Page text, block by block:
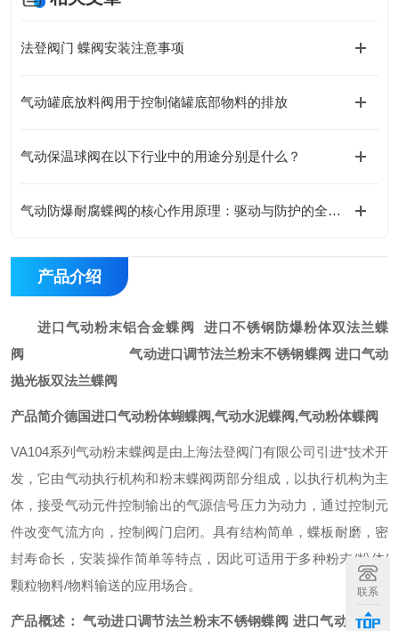
法登阀门 蝶阀安装注意事项
气动罐底放料阀用于控制储罐底部物料的排放
气动保温球阀在以下行业中的用途分别是什么？
气动防爆耐腐蝶阀的核心作用原理：驱动与防护的全链路协同设计
产品介绍
进口气动粉末铝合金蝶阀 进口不锈钢防爆粉体双法兰蝶
阀
气动进口调节法兰粉末不锈钢蝶阀 进口气动
抛光板双法兰蝶阀
产品简介德国进口气动粉体蝴蝶阀,气动水泥蝶阀,气动粉体蝶阀
VA104系列气动粉末蝶阀是由上海法登阀门有限公司引进*技术开
发，它由气动执行机构和粉末蝶阀两部分组成，以执行机构为主
体，接受气动元件控制输出的气源信号压力为动力，通过控制元
件改变气流方向，控制阀门启闭。具有结构简单，蝶板耐磨，密
封寿命长，安装操作简单等特点，因此可适用于多种粉末 /粉体/
颗粒物料/物料输送的应用场合。
产品概述：
气动进口调节法兰粉末不锈钢蝶阀 进口气动抛光板
联系